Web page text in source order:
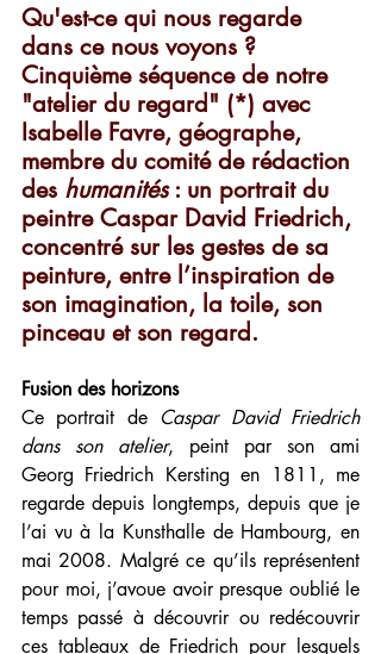
Qu'est-ce qui nous regarde
dans ce nous voyons ?
Cinquième séquence de notre
"atelier du regard" (*) avec
Isabelle Favre, géographe,
membre du comité de rédaction
des humanités : un portrait du
peintre Caspar David Friedrich,
concentré sur les gestes de sa
peinture, entre l’inspiration de
son imagination, la toile, son
pinceau et son regard.
Fusion des horizons
Ce portrait de Caspar David Friedrich
dans son atelier, peint par son ami
Georg Friedrich Kersting en 1811, me
regarde depuis longtemps, depuis que je
l’ai vu à la Kunsthalle de Hambourg, en
mai 2008. Malgré ce qu’ils représentent
pour moi, j’avoue avoir presque oublié le
temps passé à découvrir ou redécouvrir
ces tableaux de Friedrich pour lesquels